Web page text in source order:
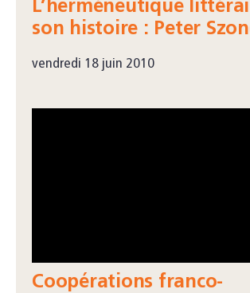
L’herméneutique
son histoire : Peter
vendredi 18 juin 2010
Coopérations franco-